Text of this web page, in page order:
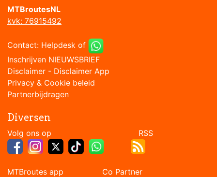
MTBroutesNL
kvk: 76915492
Contact: Helpdesk of
Inschrijven NIEUWSBRIEF
Disclaimer - Disclaimer App
Privacy & Cookie beleid
Partnerbijdragen
Diversen
Volg ons op RSS
MTBroutes app Co Partner